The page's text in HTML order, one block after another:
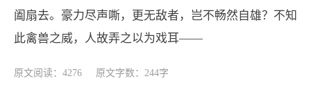
阖扇去。豪力尽声嘶，更无敌者，岂不畅然自雄？不知
此禽兽之威，人故弄之以为戏耳——
原文阅读：4276 原文字数：244字